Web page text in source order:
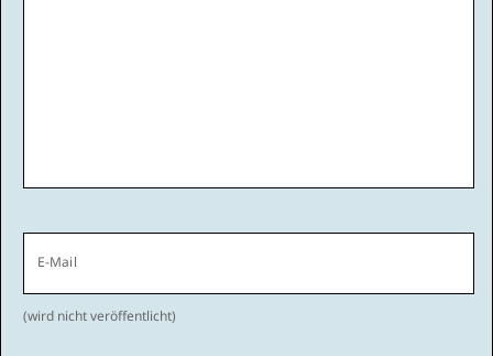
E-Mail
(wird nicht veröffentlicht)